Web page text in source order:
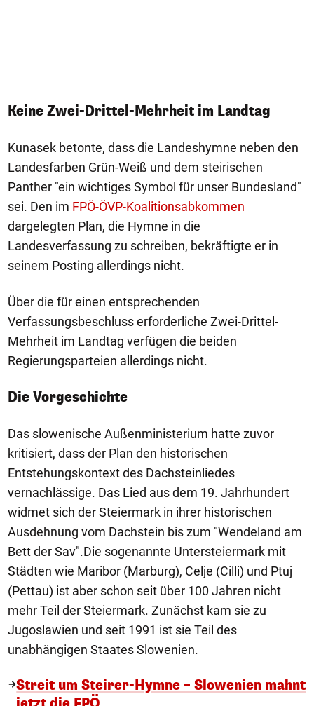
Keine Zwei-Drittel-Mehrheit im Landtag
Kunasek betonte, dass die Landeshymne neben den
Landesfarben Grün-Weiß und dem steirischen
Panther "ein wichtiges Symbol für unser Bundesland"
sei. Den im FPÖ-ÖVP-Koalitionsabkommen
dargelegten Plan, die Hymne in die
Landesverfassung zu schreiben, bekräftigte er in
seinem Posting allerdings nicht.
Über die für einen entsprechenden
Verfassungsbeschluss erforderliche Zwei-Drittel-
Mehrheit im Landtag verfügen die beiden
Regierungsparteien allerdings nicht.
Die Vorgeschichte
Das slowenische Außenministerium hatte zuvor
kritisiert, dass der Plan den historischen
Entstehungskontext des Dachsteinliedes
vernachlässige. Das Lied aus dem 19. Jahrhundert
widmet sich der Steiermark in ihrer historischen
Ausdehnung vom Dachstein bis zum "Wendeland am
Bett der Sav".Die sogenannte Untersteiermark mit
Städten wie Maribor (Marburg), Celje (Cilli) und Ptuj
(Pettau) ist aber schon seit über 100 Jahren nicht
mehr Teil der Steiermark. Zunächst kam sie zu
Jugoslawien und seit 1991 ist sie Teil des
unabhängigen Staates Slowenien.
Streit um Steirer-Hymne – Slowenien mahnt